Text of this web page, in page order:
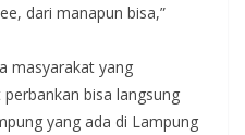
dari manapun bisa,”
masyarakat yang
bisa langsung
yang ada di Lampung